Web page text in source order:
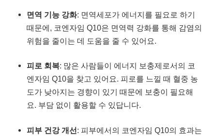
면역 기능 강화: 면역세포가 에너지를 필요로 하기
때문에, 코엔자임 Q10은 면역력 강화를 통해 감염의
위험을 줄이는 데 도움을 줄 수 있어요.
피로 회복: 많은 사람들이 에너지 보충제로서의 코
엔자임 Q10을 찾고 있어요. 피로를 느낄 때 혈중 농
도가 낮아지는 경향이 있기 때문에 보충이 필요해
요. 부담 없이 활용할 수 있답니다.
피부 건강 개선: 피부에서의 코엔자임 Q10의 효과는